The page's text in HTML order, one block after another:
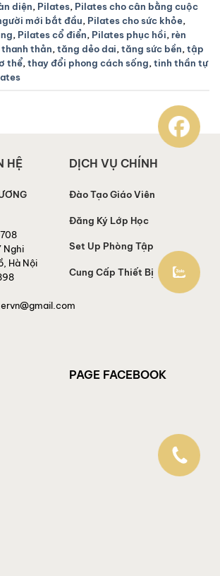
diện, Pilates, Pilates cho cân bằng cuộc
mới bắt đầu, Pilates cho sức khỏe,
, Pilates cổ điển, Pilates phục hồi,rèn
thản,tăng dẻo dai,tăng sức bền,tập
thể,thay đổi phong cách sống,tinh thần tự
HỆ
Nghi
Hà Nội
DỊCH VỤ CHÍNH
Đào Tạo Giáo Viên
Đăng Ký Lớp Học
Set Up Phòng Tập
Cung Cấp Thiết Bị
PAGE FACEBOOK